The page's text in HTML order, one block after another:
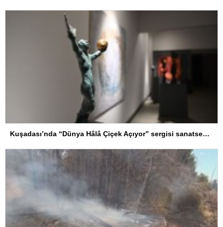
Kuşadası’nda “Dünya Hâlâ Çiçek Açıyor” sergisi sanatseverlerle buluşuyor